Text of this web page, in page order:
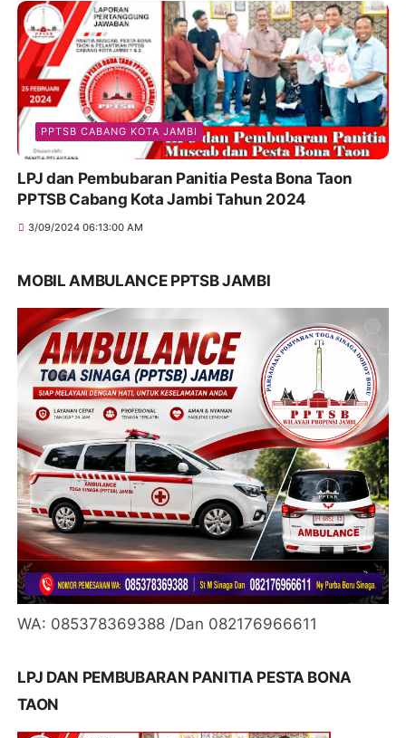
PPTSB CABANG KOTA JAMBI
LPJ dan Pembubaran Panitia Pesta Bona Taon
PPTSB Cabang Kota Jambi Tahun 2024
3/09/2024 06:13:00 AM
MOBIL AMBULANCE PPTSB JAMBI
WA: 085378369388 /Dan 082176966611
LPJ DAN PEMBUBARAN PANITIA PESTA BONA
TAON